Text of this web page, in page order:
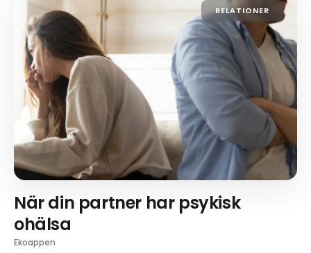
RELATIONER
När din partner har psykisk
ohälsa
Ekoappen